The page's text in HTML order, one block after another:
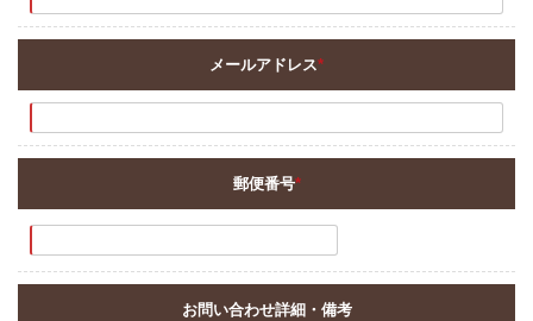
メールアドレス*
郵便番号*
お問い合わせ詳細・備考